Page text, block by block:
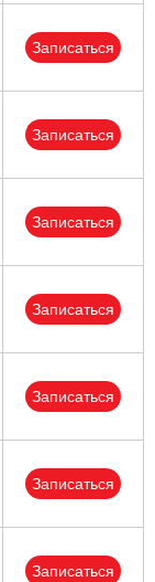
Записаться
Записаться
Записаться
Записаться
Записаться
Записаться
Записаться